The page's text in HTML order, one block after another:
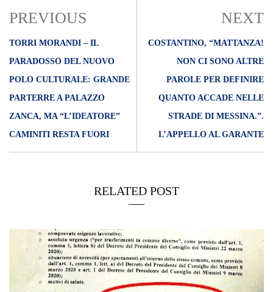
PREVIOUS
TORRI MORANDI – IL
PARADOSSO DEL NUOVO
POLO CULTURALE: GRANDE
PARTERRE A PALAZZO
ZANCA, MA “L’IDEATORE”
CAMINITI RESTA FUORI
NEXT
COSTANTINO, “MATTANZA!
NON CI SONO ALTRE
PAROLE PER DEFINIRE
QUANTO ACCADE NELLE
STRADE DI MESSINA.”.
L’APPELLO AL GARANTE
RELATED POST